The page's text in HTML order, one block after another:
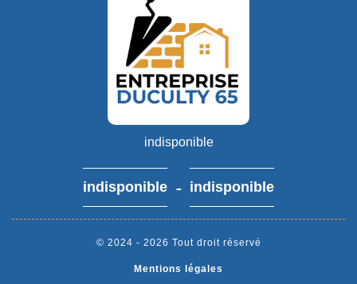
indisponible
indisponible - indisponible
© 2024 - 2026 Tout droit réservé
Mentions légales